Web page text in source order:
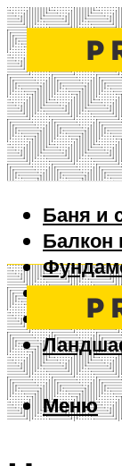
Баня и
Балкон
Ворота
Меню
Меню